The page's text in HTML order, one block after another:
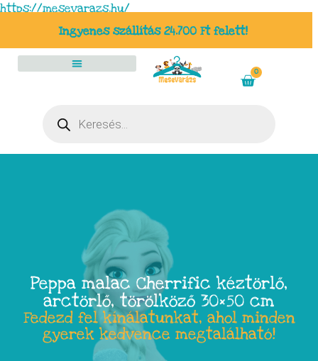
https://mesevarazs.hu/
Ingyenes szállítás 24.700 Ft felett!
0
Peppa malac Cherrific kéztörlő,
arctörlő, törölköző 30×50 cm
Fedezd fel kínálatunkat, ahol minden
gyerek kedvence megtalálható!